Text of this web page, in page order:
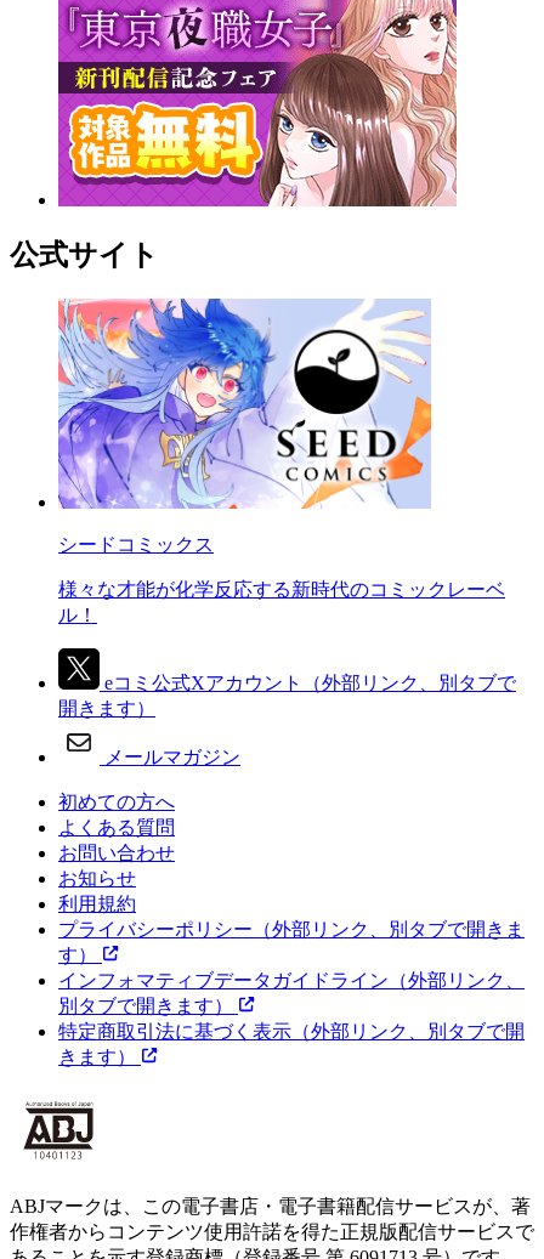
公式サイト
シードコミックス
様々な才能が化学反応する新時代のコミックレーベ
ル！
eコミ公式Xアカウント
（外部リンク、別タブで
開きます）
メールマガジン
初めての方へ
よくある質問
お問い合わせ
お知らせ
利用規約
プライバシーポリシー （外部リンク、別タブで開きま
す）
インフォマティブデータガイドライン （外部リンク、
別タブで開きます）
特定商取引法に基づく表示 （外部リンク、別タブで開
きます）
ABJマークは、この電子書店・電子書籍配信サービスが、著
作権者からコンテンツ使用許諾を得た正規版配信サービスで